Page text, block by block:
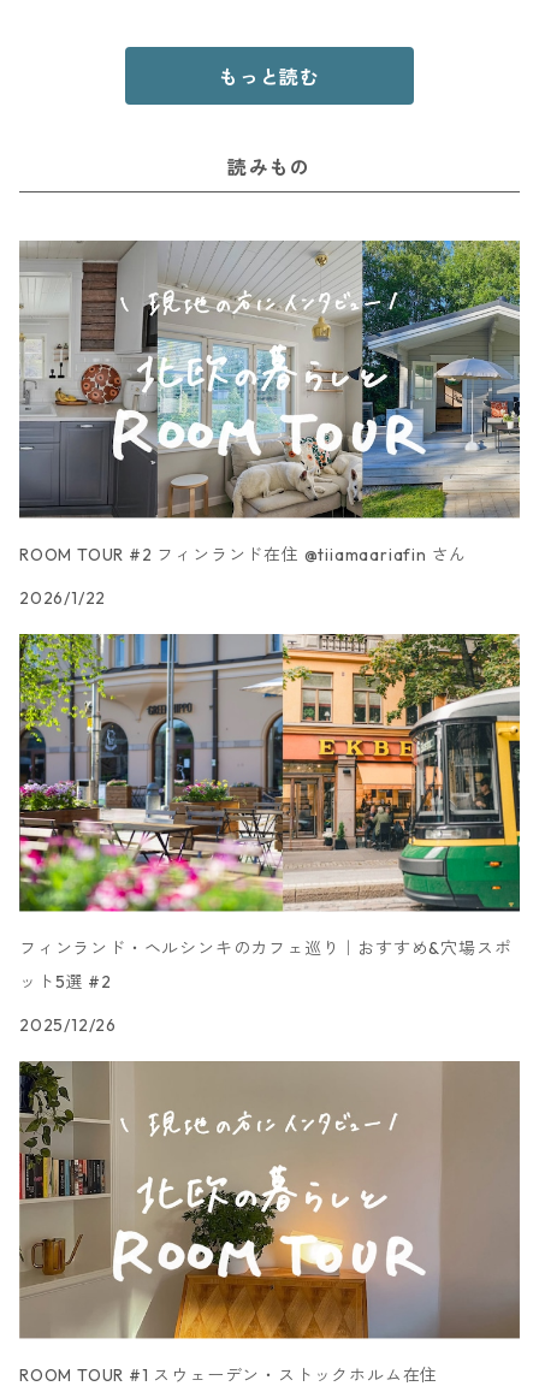
もっと読む
読みもの
ROOM TOUR #2 フィンランド在住 @tiiamaariafin さん
2026/1/22
フィンランド・ヘルシンキのカフェ巡り｜おすすめ&穴場スポ
ット5選 #2
2025/12/26
ROOM TOUR #1 スウェーデン・ストックホルム在住